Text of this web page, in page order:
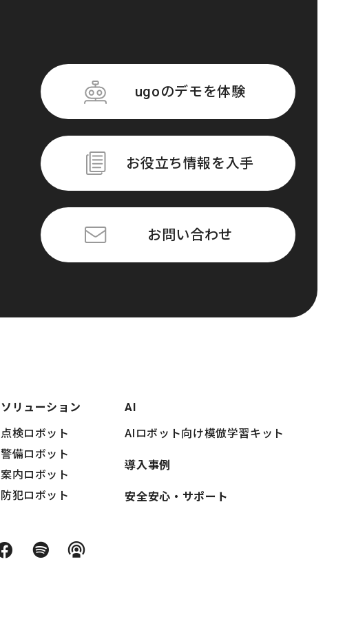
ugoのデモを体験
お役立ち情報を入手
お問い合わせ
ソリューション
点検ロボット
警備ロボット
案内ロボット
防犯ロボット
AI
AIロボット向け模倣学習キット
導入事例
安全安心・サポート